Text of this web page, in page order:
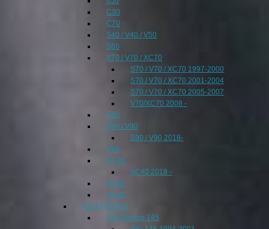
C30
C70
S40 / V40 / V50
S60
S70 / V70 / XC70
S70 / V70 / XC70 1997-2000
S70 / V70 / XC70 2001-2004
S70 / V70 / XC70 2005-2007
V70/XC70 2008 -
S80
S90 / V90
S90 / V90 2018-
V60
XC40
XC40 2018 -
XC60
XC90
ALFA ROMEO
Alfa Romeo 145